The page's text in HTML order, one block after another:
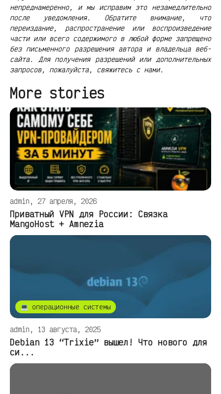
непреднамеренно, и мы исправим это незамедлительно
после уведомления. Обратите внимание, что
переиздание, распространение или воспроизведение
части или всего содержимого в любой форме запрещено
без письменного разрешения автора и владельца веб-
сайта. Для получения разрешений или дополнительных
запросов, пожалуйста, свяжитесь с нами.
More stories
admin, 27 апреля, 2026
Приватный VPN для России: Связка
MangoHost + Amnezia
💻 операционные системы
admin, 13 августа, 2025
Debian 13 “Trixie” вышел! Что нового для
си...